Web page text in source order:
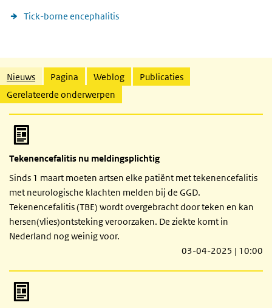
Tick-borne encephalitis
Gerelateerde inhoud
Nieuws Pagina Weblog
Publicaties
Gerelateerde onderwerpen
Tekenencefalitis nu meldingsplichtig
Sinds 1 maart moeten artsen elke patiënt met tekenencefalitis
met neurologische klachten melden bij de GGD.
Tekenencefalitis (TBE) wordt overgebracht door teken en kan
hersen(vlies)ontsteking veroorzaken. De ziekte komt in
Nederland nog weinig voor.
03-04-2025 | 10:00